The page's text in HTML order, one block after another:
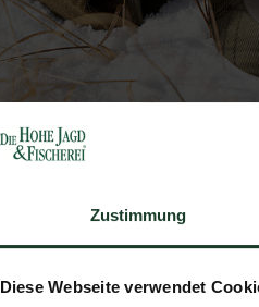
Zustimmung
Diese Webseite verwendet